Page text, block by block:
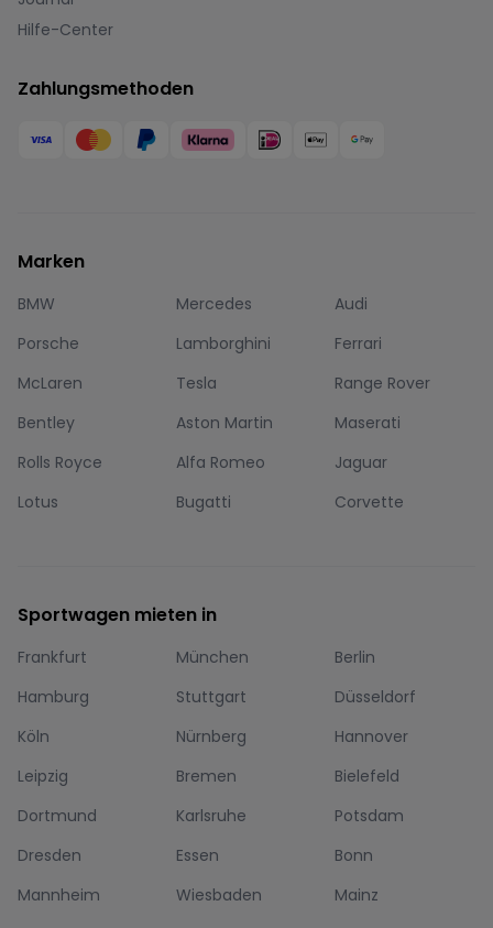
Hilfe-Center
Zahlungsmethoden
Marken
BMW Mercedes
Audi
Porsche
Lamborghini
Ferrari
McLaren
Tesla
Range Rover
Bentley
Aston Martin
Maserati
Rolls Royce
Alfa Romeo
Jaguar
Lotus
Bugatti Corvette
Sportwagen mieten in
Frankfurt München
Berlin
Hamburg
Stuttgart
Düsseldorf
Köln
Nürnberg
Hannover
Leipzig
Bremen
Bielefeld
Dortmund
Karlsruhe
Potsdam
Dresden
Essen
Bonn
Mannheim
Wiesbaden Mainz